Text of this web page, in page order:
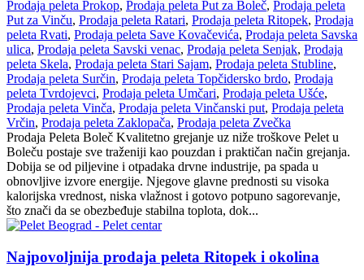
Prodaja peleta Prokop, Prodaja peleta Put za Boleč, Prodaja peleta
Put za Vinču, Prodaja peleta Ratari, Prodaja peleta Ritopek, Prodaja
peleta Rvati, Prodaja peleta Save Kovačevića, Prodaja peleta Savska
ulica, Prodaja peleta Savski venac, Prodaja peleta Senjak, Prodaja
peleta Skela, Prodaja peleta Stari Sajam, Prodaja peleta Stubline,
Prodaja peleta Surčin, Prodaja peleta Topčidersko brdo, Prodaja
peleta Tvrdojevci, Prodaja peleta Umčari, Prodaja peleta Ušće,
Prodaja peleta Vinča, Prodaja peleta Vinčanski put, Prodaja peleta
Vrčin, Prodaja peleta Zaklopača, Prodaja peleta Zvečka
Prodaja Peleta Boleč Kvalitetno grejanje uz niže troškove Pelet u
Boleču postaje sve traženiji kao pouzdan i praktičan način grejanja.
Dobija se od piljevine i otpadaka drvne industrije, pa spada u
obnovljive izvore energije. Njegove glavne prednosti su visoka
kalorijska vrednost, niska vlažnost i gotovo potpuno sagorevanje,
što znači da se obezbeđuje stabilna toplota, dok...
Najpovoljnija prodaja peleta Ritopek i okolina